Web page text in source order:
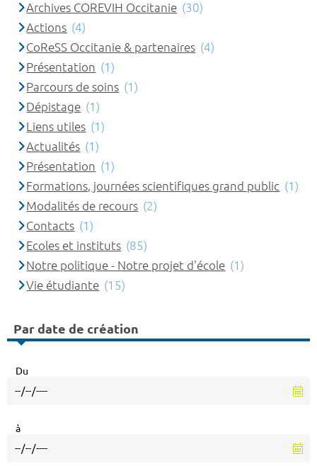
Archives COREVIH Occitanie (30)
Actions (4)
CoReSS Occitanie & partenaires (4)
Présentation (1)
Parcours de soins (1)
Dépistage (1)
Liens utiles (1)
Actualités (1)
Présentation (1)
Formations, journées scientifiques grand public (1)
Modalités de recours (2)
Contacts (1)
Ecoles et instituts (85)
Notre politique - Notre projet d'école (1)
Vie étudiante (15)
Par date de création
Du
à